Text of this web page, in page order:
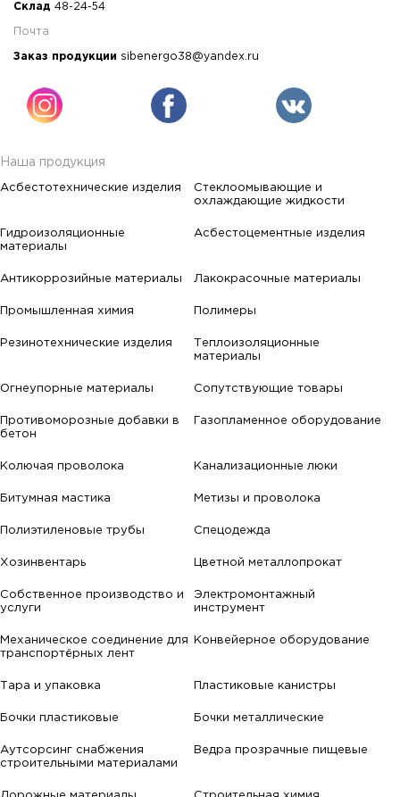
Склад 48-24-54
Почта
Заказ продукции sibenergo38@yandex.ru
Наша продукция
Асбестотехнические изделия
Стеклоомывающие и
охлаждающие жидкости
Гидроизоляционные
материалы
Асбестоцементные изделия
Антикоррозийные материалы Лакокрасочные материалы
Промышленная химия Полимеры
Резинотехнические изделия
Теплоизоляционные
материалы
Огнеупорные материалы Сопутствующие товары
Противоморозные добавки в
бетон
Газопламенное оборудование
Колючая проволока Канализационные люки
Битумная мастика Метизы и проволока
Полиэтиленовые трубы Спецодежда
Хозинвентарь Цветной металлопрокат
Собственное производство и
услуги
Электромонтажный
инструмент
Механическое соединение для
транспортёрных лент
Конвейерное оборудование
Тара и упаковка Пластиковые канистры
Бочки пластиковые Бочки металлические
Аутсорсинг снабжения
строительными материалами
Ведра прозрачные пищевые